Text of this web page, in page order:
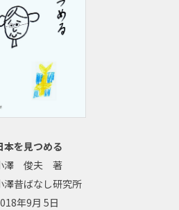
本を見つめる
澤 俊夫 著
澤昔ばなし研究所
年9月 5日